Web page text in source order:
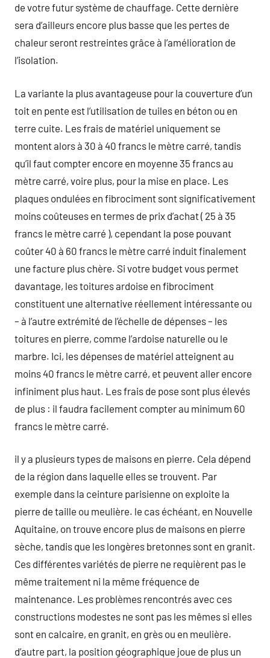
de votre futur système de chauffage. Cette dernière
sera d’ailleurs encore plus basse que les pertes de
chaleur seront restreintes grâce à l’amélioration de
l’isolation.
La variante la plus avantageuse pour la couverture d’un
toit en pente est l’utilisation de tuiles en béton ou en
terre cuite. Les frais de matériel uniquement se
montent alors à 30 à 40 francs le mètre carré, tandis
qu’il faut compter encore en moyenne 35 francs au
mètre carré, voire plus, pour la mise en place. Les
plaques ondulées en fibrociment sont significativement
moins coûteuses en termes de prix d’achat ( 25 à 35
francs le mètre carré ), cependant la pose pouvant
coûter 40 à 60 francs le mètre carré induit finalement
une facture plus chère. Si votre budget vous permet
davantage, les toitures ardoise en fibrociment
constituent une alternative réellement intéressante ou
– à l’autre extrémité de l’échelle de dépenses – les
toitures en pierre, comme l’ardoise naturelle ou le
marbre. Ici, les dépenses de matériel atteignent au
moins 40 francs le mètre carré, et peuvent aller encore
infiniment plus haut. Les frais de pose sont plus élevés
de plus : il faudra facilement compter au minimum 60
francs le mètre carré.
il y a plusieurs types de maisons en pierre. Cela dépend
de la région dans laquelle elles se trouvent. Par
exemple dans la ceinture parisienne on exploite la
pierre de taille ou meulière. le cas échéant, en Nouvelle
Aquitaine, on trouve encore plus de maisons en pierre
sèche, tandis que les longères bretonnes sont en granit.
Ces différentes variétés de pierre ne requièrent pas le
même traitement ni la même fréquence de
maintenance. Les problèmes rencontrés avec ces
constructions modestes ne sont pas les mêmes si elles
sont en calcaire, en granit, en grès ou en meulière.
d’autre part, la position géographique joue de plus un